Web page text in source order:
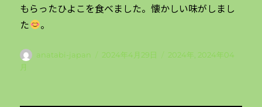
もらったひよこを食べました。懐かしい味がしまし
た
。
投
anatabi-japan
投
2024年4月29日
カ
2024年 2024年04
月